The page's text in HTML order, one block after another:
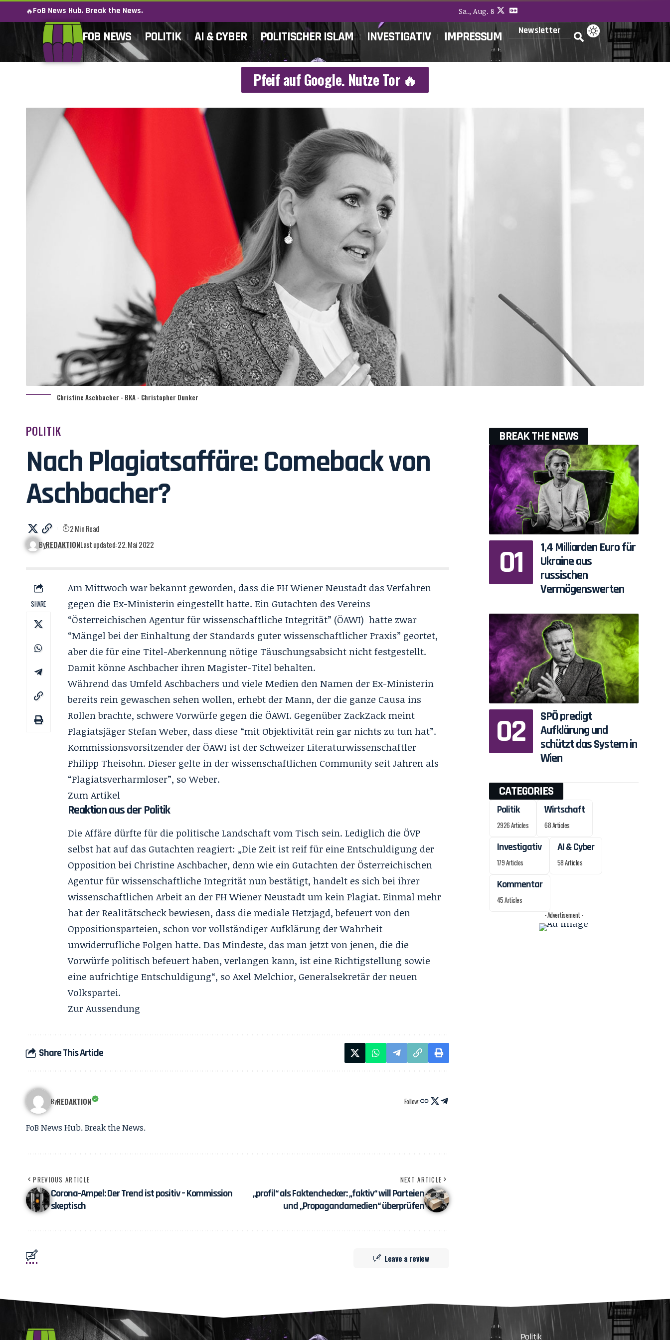
🔥FoB News Hub. Break the News. Sa., Aug. 8
FOB NEWS POLITIK AI & CYBER POLITISCHER ISLAM INVESTIGATIV IMPRESSUM Newsletter
Pfeif auf Google. Nutze Tor 🔥
Christine Aschbacher - BKA - Christopher Dunker
POLITIK
Nach Plagiatsaffäre: Comeback von
Aschbacher?
ByREDAKTIONLast updated: 22. Mai 2022
2 Min Read
SHARE
Am Mittwoch war bekannt geworden, dass die FH Wiener Neustadt das Verfahren
gegen die Ex-Ministerin eingestellt hatte. Ein Gutachten des Vereins
“Österreichischen Agentur für wissenschaftliche Integrität” (ÖAWI) hatte zwar
“Mängel bei der Einhaltung der Standards guter wissenschaftlicher Praxis” geortet,
aber die für eine Titel-Aberkennung nötige Täuschungsabsicht nicht festgestellt.
Damit könne Aschbacher ihren Magister-Titel behalten.
Während das Umfeld Aschbachers und viele Medien den Namen der Ex-Ministerin
bereits rein gewaschen sehen wollen, erhebt der Mann, der die ganze Causa ins
Rollen brachte, schwere Vorwürfe gegen die ÖAWI. Gegenüber ZackZack meint
Plagiatsjäger Stefan Weber, dass diese “mit Objektivität rein gar nichts zu tun hat”.
Kommissionsvorsitzender der ÖAWI ist der Schweizer Literaturwissenschaftler
Philipp Theisohn. Dieser gelte in der wissenschaftlichen Community seit Jahren als
“Plagiatsverharmloser”, so Weber.
ZumArtikel
Reaktion aus der Politik
Die Affäre dürfte für die politische Landschaft vom Tisch sein. Lediglich die ÖVP
selbst hat auf das Gutachten reagiert: „Die Zeit ist reif für eine Entschuldigung der
Opposition bei Christine Aschbacher, denn wie ein Gutachten der Österreichischen
Agentur für wissenschaftliche Integrität nun bestätigt, handelt es sich bei ihrer
wissenschaftlichen Arbeit an der FH Wiener Neustadt um kein Plagiat. Einmal mehr
hat der Realitätscheck bewiesen, dass die mediale Hetzjagd, befeuert von den
Oppositionsparteien, schon vor vollständiger Aufklärung der Wahrheit
unwiderrufliche Folgen hatte. Das Mindeste, das man jetzt von jenen, die die
Vorwürfe politisch befeuert haben, verlangen kann, ist eine Richtigstellung sowie
eine aufrichtige Entschuldigung“, so Axel Melchior, Generalsekretär der neuen
Volkspartei.
ZurAussendung
Share This Article
ByREDAKTION Follow:
FoB News Hub. Break the News.
PREVIOUS ARTICLE
Corona-Ampel: Der Trend ist positiv – Kommission
skeptisch
NEXT ARTICLE
„profil“ als Faktenchecker: „faktiv“ will Parteien
und „Propagandamedien“ überprüfen
Leave a review
BREAK THE NEWS
1,4 Milliarden Euro für
Ukraine aus
russischen
Vermögenswerten
SPÖ predigt
Aufklärung und
schützt das System in
Wien
CATEGORIES
Politik
2926 Articles
Wirtschaft
68 Articles
Investigativ
179 Articles
AI & Cyber
58 Articles
Kommentar
45 Articles
- Advertisement -
Politik